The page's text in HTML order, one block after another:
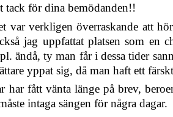
tack för dina bemödanden!!
var verkligen överraskande att
jag uppfattat platsen som en
ändå, ty man får i dessa tider
yppat sig, då man haft ett
har fått vänta länge på brev,
intaga sängen för några dagar.